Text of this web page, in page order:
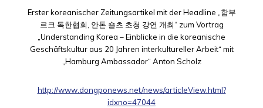
Erster koreanischer Zeitungsartikel mit der Headline „함부
르크 독한협회, 안톤 숄츠 초청 강연 개최“ zum Vortrag
„Understanding Korea – Einblicke in die koreanische
Geschäftskultur aus 20 Jahren interkultureller Arbeit“ mit
„Hamburg Ambassador“ Anton Scholz
http://www.dongponews.net/news/articleView.html?
idxno=47044